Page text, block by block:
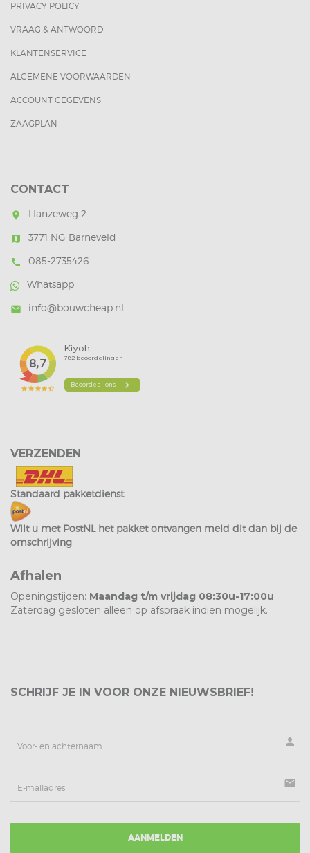
PRIVACY POLICY
VRAAG & ANTWOORD
KLANTENSERVICE
ALGEMENE VOORWAARDEN
ACCOUNT GEGEVENS
ZAAGPLAN
CONTACT
room Hanzeweg 2
map 3771 NG Barneveld
call
085-2735426
Whatsapp
mail info@bouwcheap.nl
VERZENDEN
Standaard pakketdienst
Wilt u met PostNL het pakket ontvangen meld dit dan bij de
omschrijving
Afhalen
Openingstijden: Maandag t/m vrijdag 08:30u-17:00u
Zaterdag gesloten alleen op afspraak indien mogelijk.
SCHRIJF JE IN VOOR ONZE NIEUWSBRIEF!
person
mail
AANMELDEN